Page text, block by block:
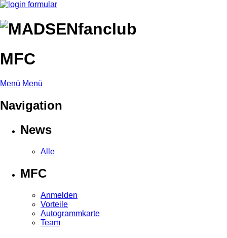
MFC
Menü Menü
Navigation
News
Alle
MFC
Anmelden
Vorteile
Autogrammkarte
Team